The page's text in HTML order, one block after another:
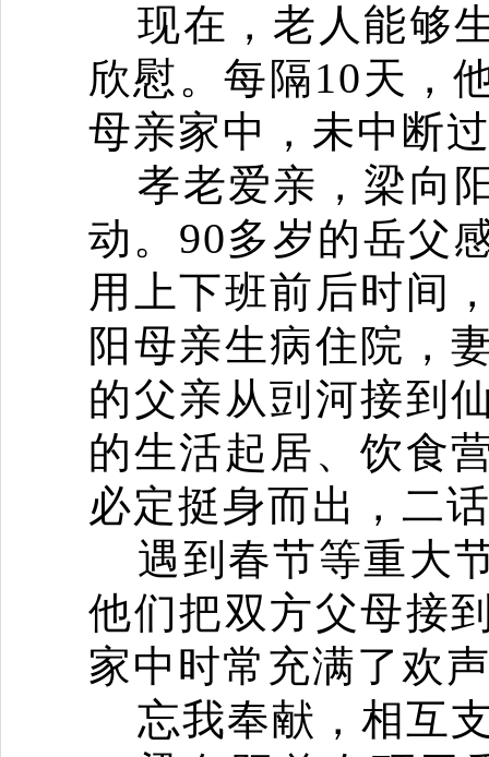
现在，老人能够
欣慰。每隔10天，
母亲家中，未中断
孝老爱亲，梁向
动。 90多岁的岳父
用上下班前后时间
阳母亲生病住院，
的父亲从剅河接到
的生活起居、饮食
必定挺身而出，二
遇到春节等重大
他们把双方父母接
家中时常充满了欢
忘我奉献，相互